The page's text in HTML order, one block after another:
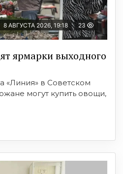
8 АВГУСТА 2026, 19:18 23
ярмарки выходного
«Линия» в Советском
могут купить овощи,